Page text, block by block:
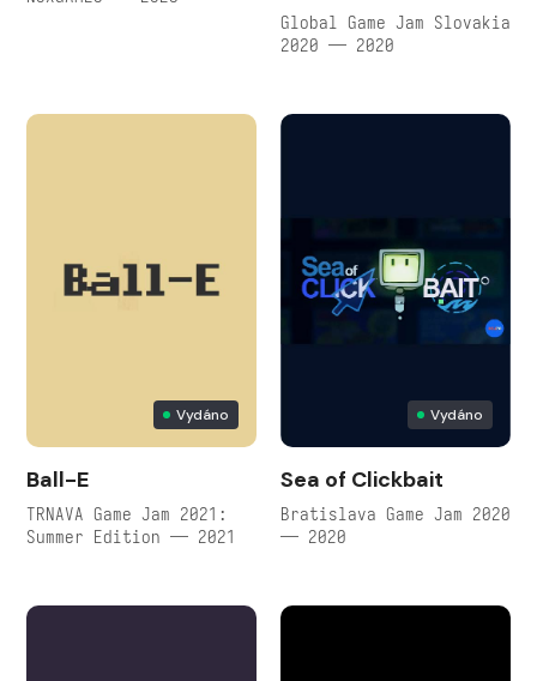
Global Game Jam Slovakia
2020 — 2020
Vydáno
Ball-E
TRNAVA Game Jam 2021:
Summer Edition — 2021
Vydáno
Sea of Clickbait
Bratislava Game Jam 2020
— 2020